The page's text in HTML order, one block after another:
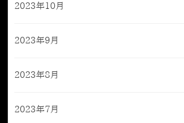
2023年10月
2023年9月
2023年8月
2023年7月